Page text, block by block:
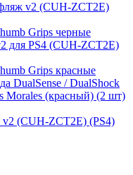
v2 (CUH-ZCT2E)
Grips черные
для PS4 (CUH-ZCT2E)
Grips красные
DualSense / DualShock
Morales (красный) (2 шт)
(CUH-ZCT2E) (PS4)